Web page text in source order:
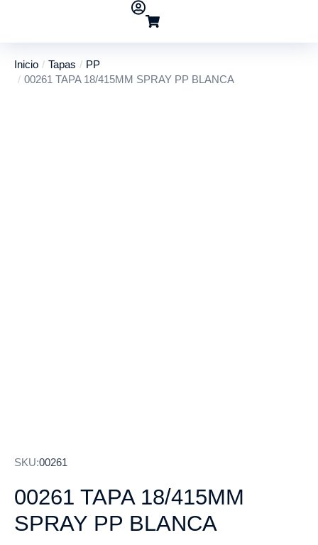
Estás aquí:
Inicio Tapas
PP
00261 TAPA 18/415MM SPRAY PP BLANCA
SKU:00261
00261 TAPA 18/415MM
SPRAY PP BLANCA